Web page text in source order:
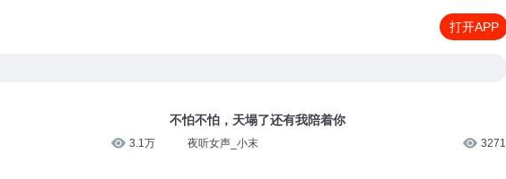
打开APP
3.1万
不怕不怕，天塌了还有我陪着你
夜听女声_小末 3271